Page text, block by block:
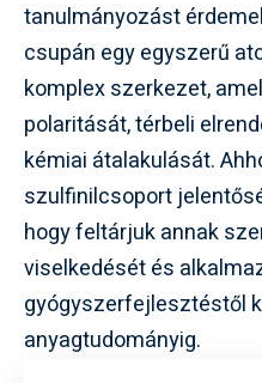
tanulmányozást
csupán egy egyszerű
komplex szerkezet,
polaritását, térbeli
kémiai átalakulását.
szulfinilcsoport
hogy feltárjuk annak
viselkedését és
gyógyszerfejlesztéstől
anyagtudományig.